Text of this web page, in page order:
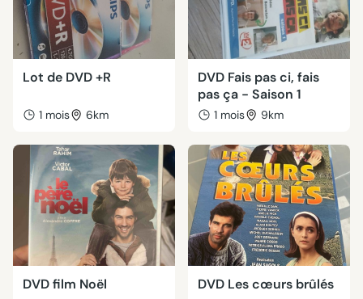
Lot de DVD +R
1 mois 6km
DVD Fais pas ci, fais
pas ça - Saison 1
1 mois 9km
DVD film Noël DVD Les cœurs brûlés